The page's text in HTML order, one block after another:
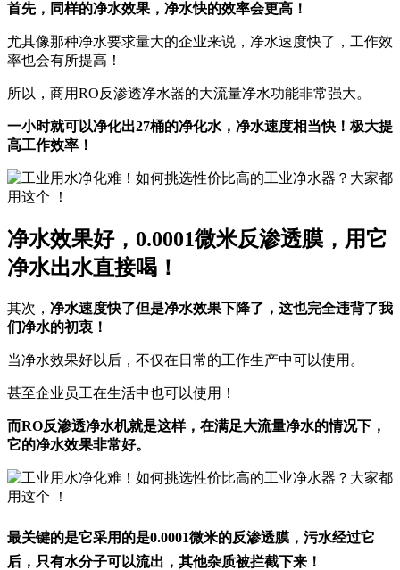
首先，同样的净水效果，净水快的效率会更高！
尤其像那种净水要求量大的企业来说，净水速度快了，工作效
率也会有所提高！
所以，商用RO反渗透净水器的大流量净水功能非常强大。
一小时就可以净化出27桶的净化水，净水速度相当快！极大提
高工作效率！
净水效果好，0.0001微米反渗透膜，用它
净水出水直接喝！
其次， 净水速度快了但是净水效果下降了，这也完全违背了我
们净水的初衷！
当净水效果好以后，不仅在日常的工作生产中可以使用。
甚至企业员工在生活中也可以使用！
而RO反渗透净水机就是这样，在满足大流量净水的情况下，
它的净水效果非常好。
最关键的是它采用的是0.0001微米的反渗透膜，污水经过它
后，只有水分子可以流出，其他杂质被拦截下来！